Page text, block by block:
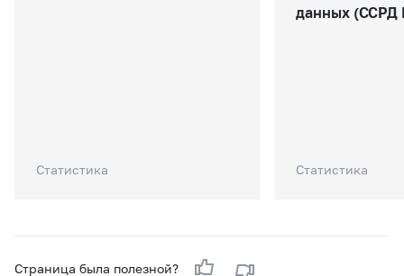
Статистика
данных
Статистика
Страница была полезной?